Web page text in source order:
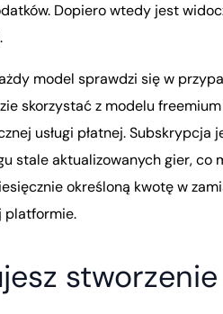
Dopiero wtedy jest
model sprawdzi się w
skorzystać z modelu
usługi płatnej.
stale aktualizowanych gier, co
określoną kwotę w
platformie.